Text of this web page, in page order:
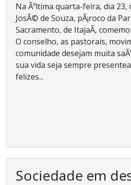
Na Ãºltima quarta-feira, dia
JosÃ© de Souza, pÃ¡roco da
Sacramento, de ItajaÃ­,
O conselho, as pastorais,
comunidade desejam muita
sua vida seja sempre
felizes...
Sociedade em